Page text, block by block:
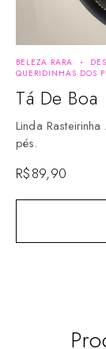
BELEZA RARA
QUERIDINHAS DOS
Tá De Boa
Linda
pés.
R$89,90